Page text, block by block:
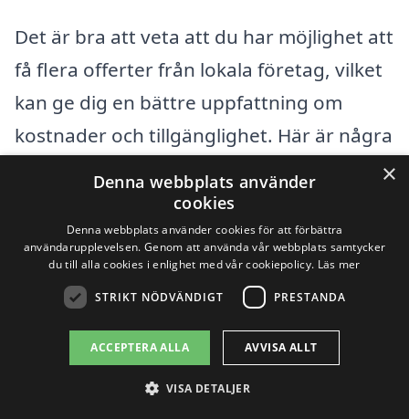
Det är bra att veta att du har möjlighet att
få flera offerter från lokala företag, vilket
kan ge dig en bättre uppfattning om
kostnader och tillgänglighet. Här är några
professionella tjänster för stubbfräsning:
Norrtälje
Vätö
Ljusterö
×
Denna webbplats använder
cookies
Denna webbplats använder cookies för att förbättra
användarupplevelsen. Genom att använda vår webbplats samtycker
du till alla cookies i enlighet med vår cookiepolicy. Läs mer
STRIKT NÖDVÄNDIGT PRESTANDA
ACCEPTERA ALLA AVVISA ALLT
VISA DETALJER